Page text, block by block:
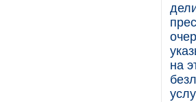
на